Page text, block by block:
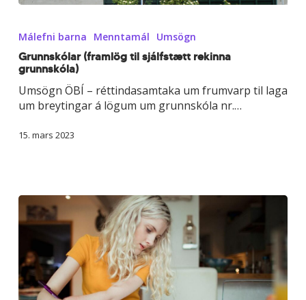
til
sjálfstætt
rekinna
grunnskóla)
Málefni barna Menntamál Umsögn
Grunnskólar (framlög til sjálfstætt rekinna
grunnskóla)
Umsögn ÖBÍ – réttindasamtaka um frumvarp til laga
um breytingar á lögum um grunnskóla nr.…
15. mars 2023